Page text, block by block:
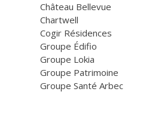
Château Bellevue
Chartwell
Cogir Résidences
Groupe Édifio
Groupe Lokia
Groupe Patrimoine
Groupe Santé Arbec